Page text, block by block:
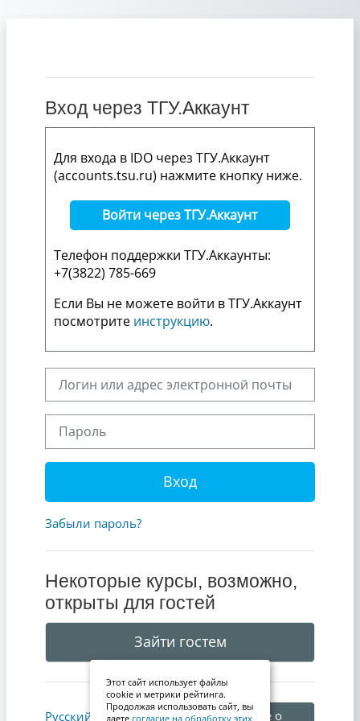
Вход через ТГУ.Аккаунт
Для входа в IDO через ТГУ.Аккаунт
(accounts.tsu.ru) нажмите кнопку ниже.
Войти через ТГУ.Аккаунт
Телефон поддержки ТГУ.Аккаунты:
+7(3822) 785-669
Если Вы не можете войти в ТГУ.Аккаунт
посмотрите инструкцию.
Вход
Забыли пароль?
Некоторые курсы, возможно,
открыты для гостей
Зайти гостем
Русский ‎(ru)‎ Уведомление о
Этот сайт использует файлы
cookie и метрики рейтинга.
Продолжая использовать сайт, вы
даете согласие на обработку этих